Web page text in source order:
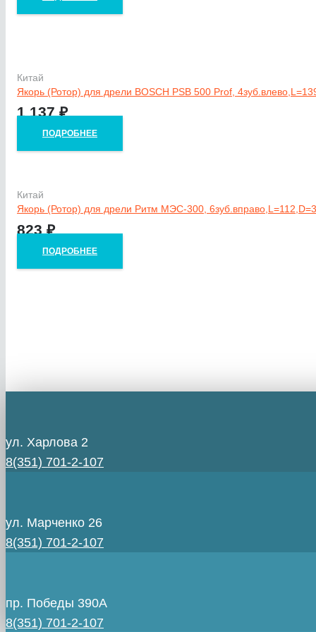
Китай
Якорь (Ротор) для дрели BOSCH PSB 500 Prof,
1 137₽
ПОДРОБНЕЕ
Китай
Якорь (Ротор) для дрели Ритм МЭС-300,
823₽
ПОДРОБНЕЕ
ул. Харлова 2
8(351) 701-2-107
ул. Марченко 26
8(351) 701-2-107
пр. Победы 390А
8(351) 701-2-107